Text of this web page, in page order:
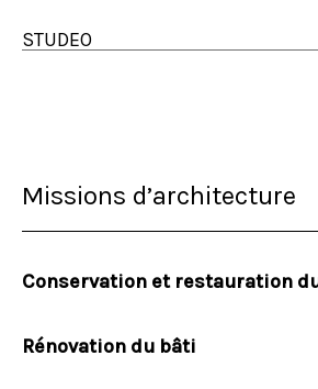
STUDEO
Missions d’architecture
Conservation et restauration
Rénovation du bâti